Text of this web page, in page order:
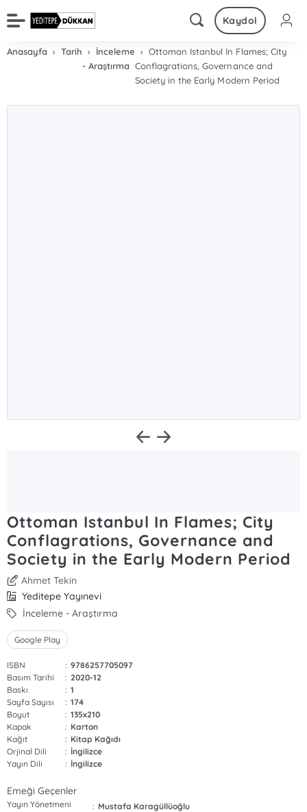
Kaydol
Anasayfa Tarih
İnceleme
- Araştırma
Ottoman Istanbul In Flames; City
Conflagrations, Governance and
Society in the Early Modern Period
Ottoman Istanbul In Flames; City
Conflagrations, Governance and
Society in the Early Modern Period
Ahmet Tekin
Yeditepe Yayınevi
İnceleme - Araştırma
Google Play
ISBN : 9786257705097
Basım Tarihi
: 2020-12
Baskı
: 1
Sayfa Sayısı
: 174
Boyut
: 135x210
Kapak
: Karton
Kağıt
: Kitap Kağıdı
Orjinal Dili
: İngilizce
Yayın Dili
: İngilizce
Emeği Geçenler
Yayın Yönetmeni : Mustafa Karagüllüoğlu